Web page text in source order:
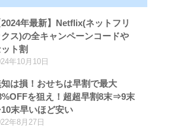
2024年最新】Netflix(ネットフリ
クス)の全キャンペーンコードや
ト割
年10月10日
は損！おせちは早割で最大
を狙え！超超早割8末⇒9末
末早いほど安い
年8月27日